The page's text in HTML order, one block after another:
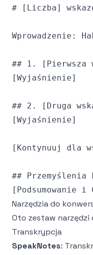
# [Liczba]
Wprowadzenie:
## 1. [Pierwsza
[Wyjaśnienie]
## 2. [Druga
[Wyjaśnienie]
[Kontynuuj dla
## Przemyślenia
Narzędzia do
Oto zestaw
Transkrypcja
SpeakNotes: